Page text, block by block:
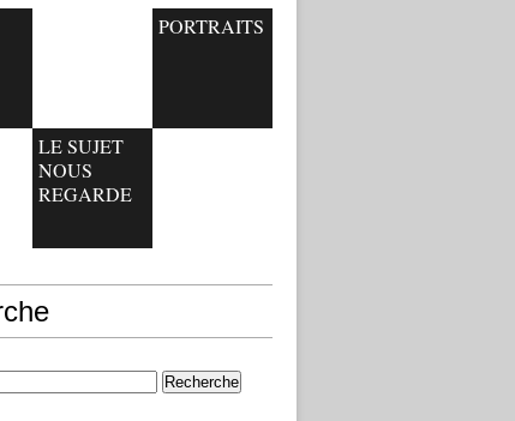
PORTRAITS
LE SUJET
NOUS
REGARDE